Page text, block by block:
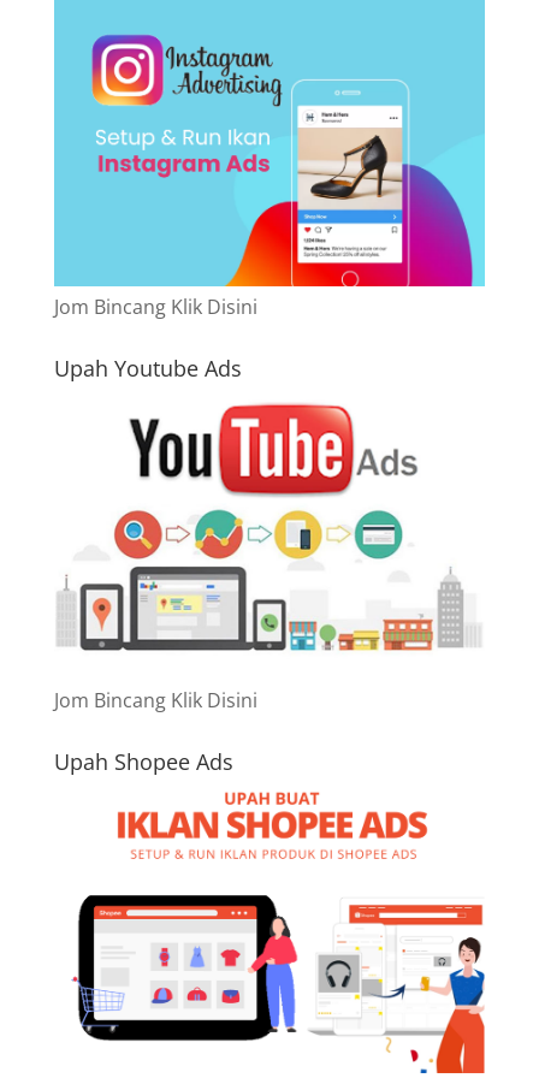
Jom Bincang Klik Disini
Upah Youtube Ads
Jom Bincang Klik Disini
Upah Shopee Ads